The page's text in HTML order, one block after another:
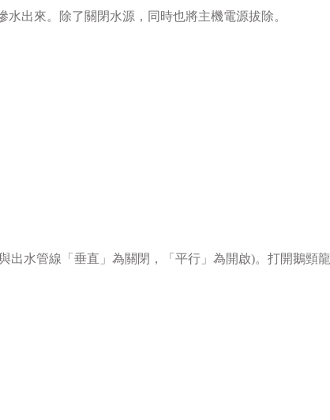
出來。除了關閉水源，同時也將主機電源拔除。
水管線「垂直」為關閉，「平行」為開啟)。打開鵝頸